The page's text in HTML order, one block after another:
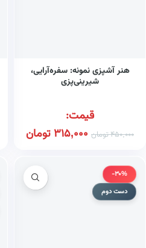
هنر آشپزی نمونه: سفره‌آرایی،
شیرینی‌پزی
قیمت:
450,000تومان 315,000تومان
-30%
دست دوم